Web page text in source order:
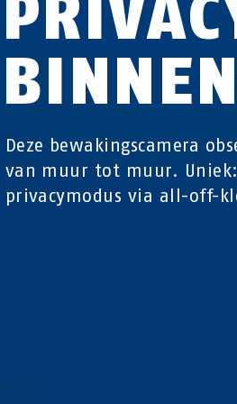
Deze bewakingscamera
van muur tot muur.
privacymodus via all-off-